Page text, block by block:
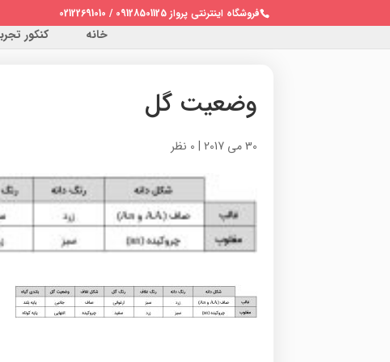
فروشگاه اینترنتی پرواز 09128501125 / 02122691010
خانه کنکور تجربی
وضعیت گل
30 می 2017 | 0 نظر